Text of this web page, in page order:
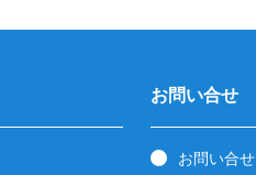
お問い合せ
お問い合せ